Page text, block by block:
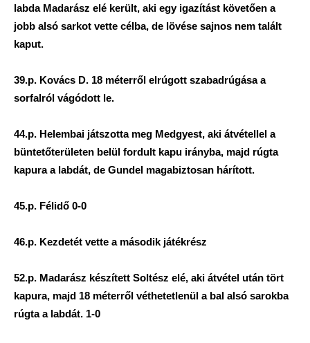
labda Madarász elé került, aki egy igazítást követően a
jobb alsó sarkot vette célba, de lövése sajnos nem talált
kaput.
39.p. Kovács D. 18 méterről elrúgott szabadrúgása a
sorfalról vágódott le.
44.p. Helembai játszotta meg Medgyest, aki átvétellel a
büntetőterületen belül fordult kapu irányba, majd rúgta
kapura a labdát, de Gundel magabiztosan hárított.
45.p. Félidő 0-0
46.p. Kezdetét vette a második játékrész
52.p. Madarász készített Soltész elé, aki átvétel után tört
kapura, majd 18 méterről véthetetlenül a bal alsó sarokba
rúgta a labdát. 1-0